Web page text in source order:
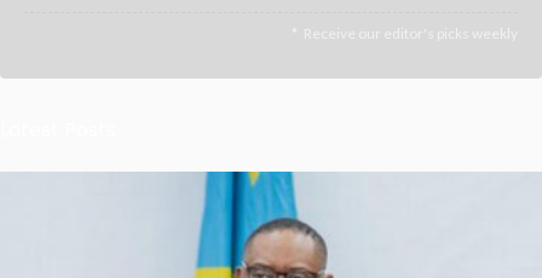
Receive our editor's picks weekly